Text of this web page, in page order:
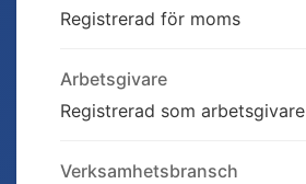
Registrerad för moms
Arbetsgivare
Registrerad som arbetsgivare
Verksamhetsbransch